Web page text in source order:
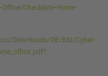
Checkliste-Home-
Downloads/DE/BSI/Cyber-